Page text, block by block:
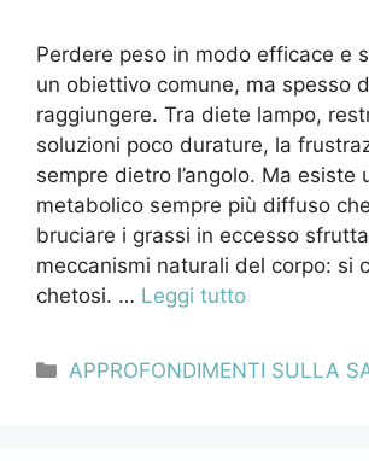
Perdere peso in modo efficace e
un obiettivo comune, ma spesso
raggiungere. Tra diete lampo,
soluzioni poco durature, la
sempre dietro l’angolo. Ma esiste
metabolico sempre più diffuso
bruciare i grassi in eccesso
meccanismi naturali del corpo: si
chetosi. … Leggi tutto
Categorie
APPROFONDIMENTI SULLA